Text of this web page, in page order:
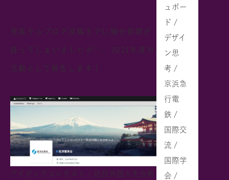
受賞からブログ投稿までに随分時間が
経ってしまいましたが…、2021年度の
活動として報告します！
アイディアコンテスト：訪日外国人を分析
ュボー
ド /
デザイ
ン思
考 /
京浜急
行電
鉄 /
国際交
流 /
国際学
会 /